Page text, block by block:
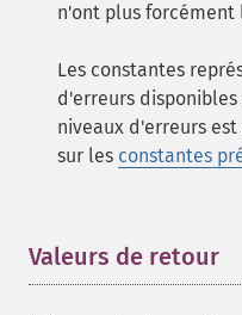
n'ont plus forcément
Les constantes
d'erreurs
niveaux d'erreurs
sur les constantes
Valeurs de retour